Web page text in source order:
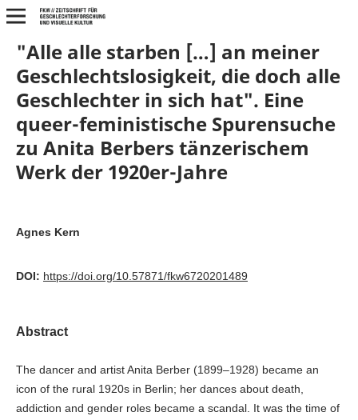
"Alle alle starben […] an meiner
Geschlechtslosigkeit, die doch alle
Geschlechter in sich hat". Eine
queer-feministische Spurensuche
zu Anita Berbers tänzerischem
Werk der 1920er-Jahre
Agnes Kern
DOI: https://doi.org/10.57871/fkw6720201489
Abstract
The dancer and artist Anita Berber (1899–1928) became an
icon of the rural 1920s in Berlin; her dances about death,
addiction and gender roles became a scandal. It was the time of